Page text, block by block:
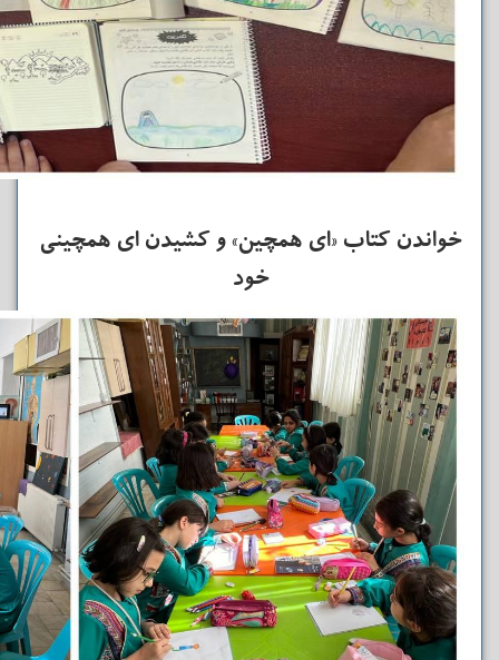
خواندن کتاب «ای همچین» و کشیدن ای‌ همچینی
خود